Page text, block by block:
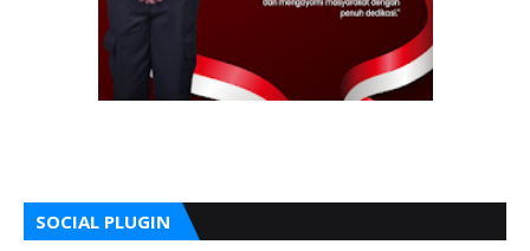
SOCIAL PLUGIN